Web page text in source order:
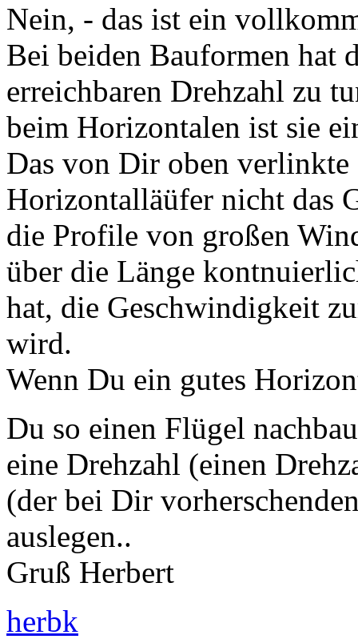
Nein, - das ist ein
Bei beiden Bauformen hat
erreichbaren Drehzahl zu
beim Horizontalen ist sie
Das von Dir oben
Horizontalläüfer nicht das
die Profile von großen
über die Länge
hat, die Geschwindigkeit
wird.
Wenn Du ein gutes
Du so einen Flügel
eine Drehzahl (einen
(der bei Dir
auslegen..
Gruß Herbert
herbk